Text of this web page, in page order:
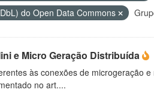
do Open Data Commons
e Micro Geração Distribuída
às conexões de microgeração
no art....